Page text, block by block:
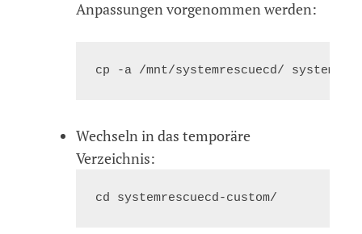
Anpassungen vorgenommen werden:
Wechseln in das temporäre
Verzeichnis: